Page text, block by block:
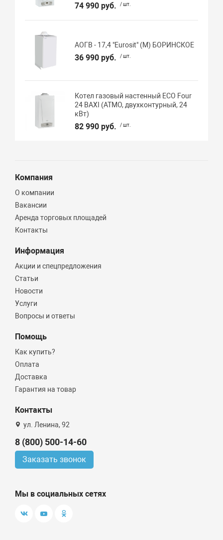
74 990 руб. / шт.
АОГВ - 17,4 "Eurosit" (М) БОРИНСКОЕ
36 990 руб. / шт.
Котел газовый настенный ECO Four
24 BAXI (АТМО, двухконтурный, 24
кВт)
82 990 руб. / шт.
Компания
О компании
Вакансии
Аренда торговых площадей
Контакты
Информация
Акции и спецпредложения
Статьи
Новости
Услуги
Вопросы и ответы
Помощь
Как купить?
Оплата
Доставка
Гарантия на товар
Контакты
ул. Ленина, 92
8 (800) 500-14-60
Заказать звонок
Мы в социальных сетях